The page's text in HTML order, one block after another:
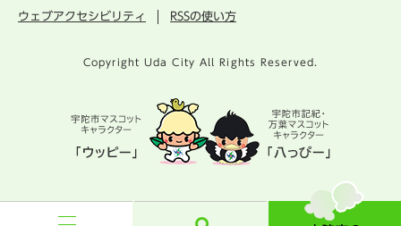
陀
ウェブアクセシビリティ RSSの使い方
Copyright Uda City All Rights Reserved.